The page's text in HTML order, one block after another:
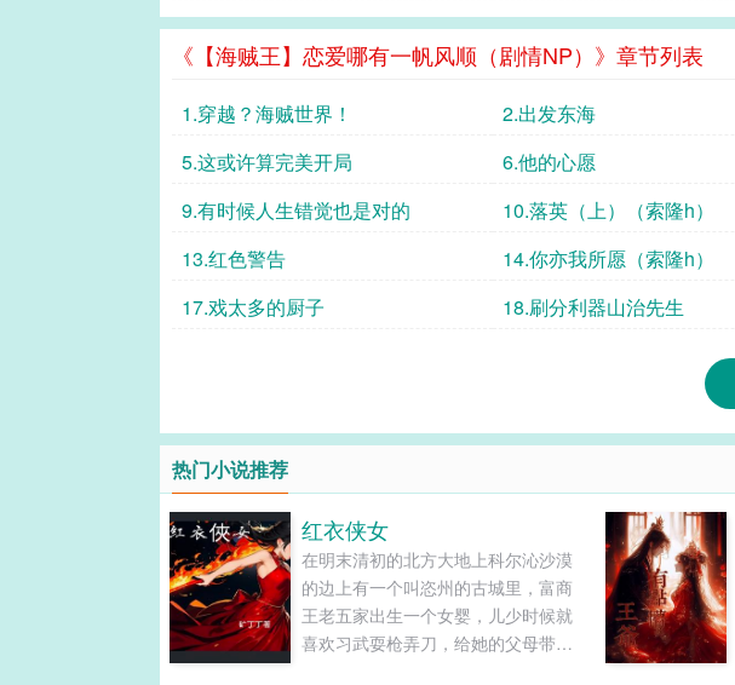
《【海贼王】恋爱哪有一帆风顺（剧情NP）》章节列表
1.穿越？海贼世界！ 2.出发东海
5.这或许算完美开局
6.他的心愿
9.有时候人生错觉也是对的
10.落英（上）（索隆h）
13.红色警告
14.你亦我所愿（索隆h）
17.戏太多的厨子
18.刷分利器山治先生
热门小说推荐
红衣侠女
在明末清初的北方大地上科尔沁沙漠
的边上有一个叫恣州的古城里，富商
王老五家出生一个女婴，儿少时候就
喜欢习武耍枪弄刀，给她的父母带来